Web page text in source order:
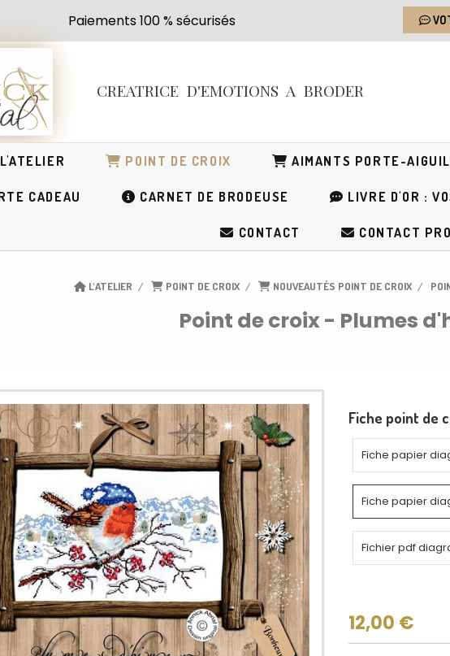
Paiements 100 % sécurisés
CREATRICE D'EMOTIONS A BRODER
L'ATELIER POINT DE CROIX AIMANTS PORTE-
CADEAU CARNET DE BRODEUSE LIVRE D'OR :
CONTACT CONTACT PRO
L'ATELIER POINT DE CROIX NOUVEAUTÉS POINT DE CROIX
Point de croix - Plumes
Fiche point de
Fiche papier
Fiche papier
Fichier pdf
12,00 €